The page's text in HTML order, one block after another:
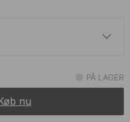
På lager
På lager
PÅ LAGER
nu